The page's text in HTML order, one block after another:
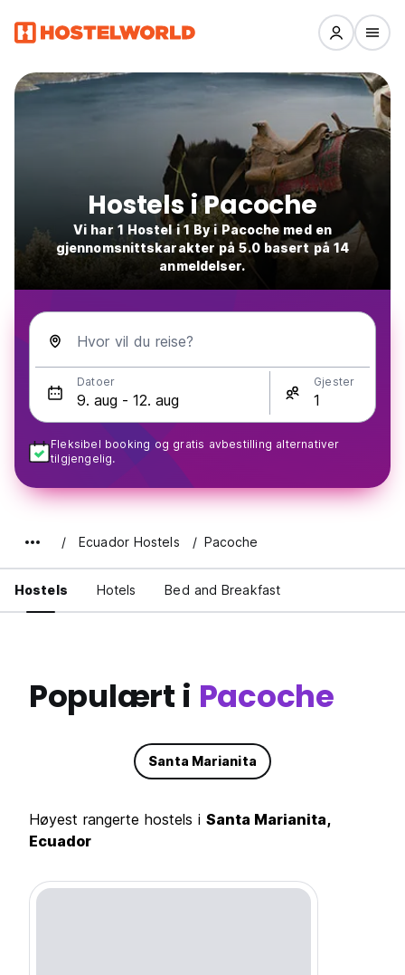
Hostels i Pacoche
Vi har 1 Hostel i 1 By i Pacoche med en
gjennomsnittskarakter på 5.0 basert på 14
anmeldelser.
Hvor vil du reise?
Datoer Gjester
Fleksibel booking og gratis avbestilling alternativer
tilgjengelig.
Ecuador Hostels Pacoche
Hostels Hotels Bed and Breakfast
Populært i Pacoche
Santa Marianita
Høyest rangerte hostels i Santa Marianita,
Ecuador